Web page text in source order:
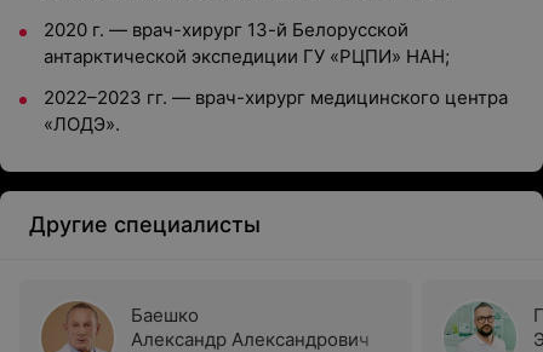
2020 г. — врач-хирург 13-й Белорусской
антарктической экспедиции ГУ «РЦПИ» НАН;
2022–2023 гг. — врач-хирург медицинского центра
«ЛОДЭ».
Другие специалисты
Баешко
Александр Александрович